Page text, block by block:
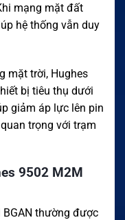
mạng mặt đất
hệ thống vẫn duy
mặt trời, Hughes
bị tiêu thụ dưới
giảm áp lực lên pin
trọng với trạm
9502 M2M
thường được